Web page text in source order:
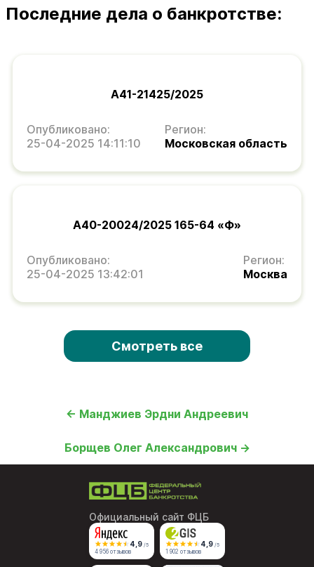
Последние дела о банкротстве:
А41-21425/2025
Опубликовано:
25-04-2025 14:11:10
Регион:
Московская область
А40-20024/2025 165-64 «Ф»
Опубликовано:
25-04-2025 13:42:01
Регион:
Москва
Смотреть все
← Манджиев Эрдни Андреевич
Борщев Олег Александрович →
Официальный сайт ФЦБ
4,9 /5
4 956 отзывов
4,9 /5
1 902 отзывов